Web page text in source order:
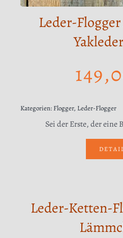
Leder-
Kategorien: Flogger, Leder-Flogger
Sei der Erste, der eine
Leder-Ketten-